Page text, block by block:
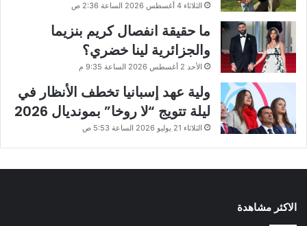
الثلاثاء 4 أغسطس 2026 الساعة 2:36 ص
ما حقيقة انفصال كريم بنزيما
والجزائرية لينا خضري؟
الأحد 2 أغسطس 2026 الساعة 9:35 م
ولية عهد إسبانيا تخطف الأنظار في
ليلة تتويج “لا روخا” بمونديال 2026
الثلاثاء 21 يوليو 2026 الساعة 5:53 ص
الاكثر مشاهدة